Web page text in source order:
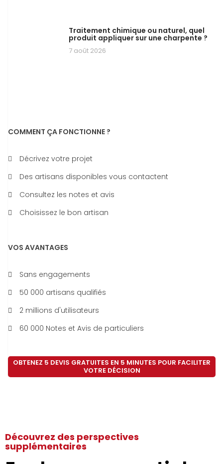
Traitement chimique ou naturel, quel
produit appliquer sur une charpente ?
7 août 2026
COMMENT ÇA FONCTIONNE ?
Décrivez votre projet
Des artisans disponibles vous contactent
Consultez les notes et avis
Choisissez le bon artisan
VOS AVANTAGES
Sans engagements
50 000 artisans qualifiés
2 millions d'utilisateurs
60 000 Notes et Avis de particuliers
OBTENEZ 5 DEVIS GRATUITES EN 5 MINUTES POUR FACILITER
VOTRE DÉCISION
Découvrez des perspectives
supplémentaires